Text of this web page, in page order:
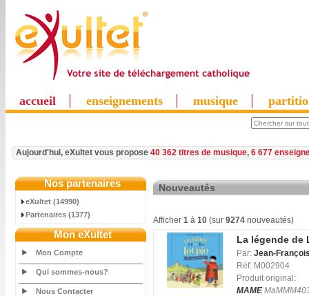
accueil enseignements musique
Aujourd'hui, eXultet vous propose 40 362 titres de musique, 6 677
Nos partenaires
eXultet (14990)
Partenaires (1377)
Mon eXultet
Mon Compte
Qui sommes-nous?
Nous Contacter
Nouveautés
Afficher 1 à 10 (sur 9274 nouveautés)
La légende de
Par: Jean-
Réf: M002904
Produit original:
MAME